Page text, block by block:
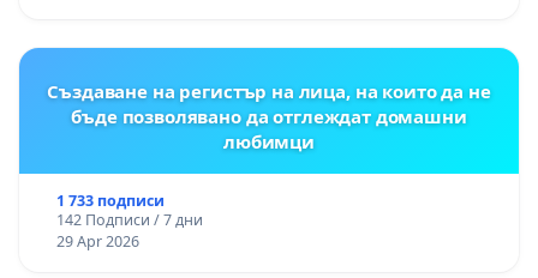
Създаване на регистър на лица, на които да не
бъде позволявано да отглеждат домашни
любимци
1 733 подписи
142 Подписи / 7 дни
29 Apr 2026